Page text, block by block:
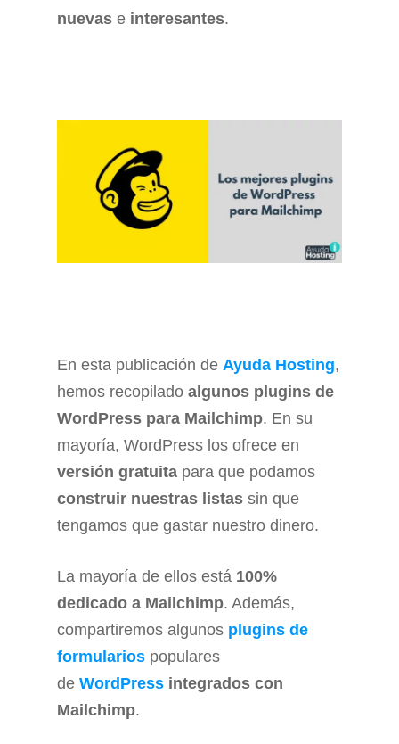
nuevas e interesantes.
En esta publicación de Ayuda Hosting,
hemos recopilado algunos plugins de
WordPress para Mailchimp. En su
mayoría, WordPress los ofrece en
versión gratuita para que podamos
construir nuestras listas sin que
tengamos que gastar nuestro dinero.
La mayoría de ellos está 100%
dedicado a Mailchimp. Además,
compartiremos algunos plugins de
formularios populares
de WordPress integrados con
Mailchimp.